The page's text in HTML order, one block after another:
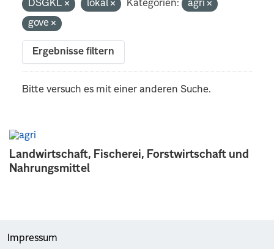
Landwirtschaft, Fischerei, Forstwirtschaft und
Nahrungsmittel
DSGKL
lokal Kategorien:
agri
gove
Ergebnisse filtern
Bitte versuch es mit einer anderen Suche.
Impressum